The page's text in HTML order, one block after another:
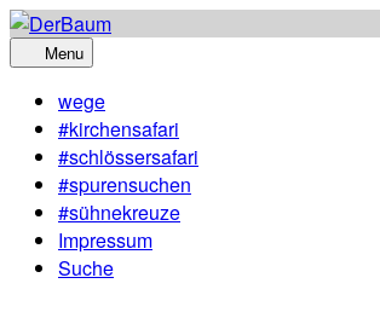
Skip
to
Menu
wege
#kirchensafari
#schlössersafari
#spurensuchen
#sühnekreuze
Impressum
Suche